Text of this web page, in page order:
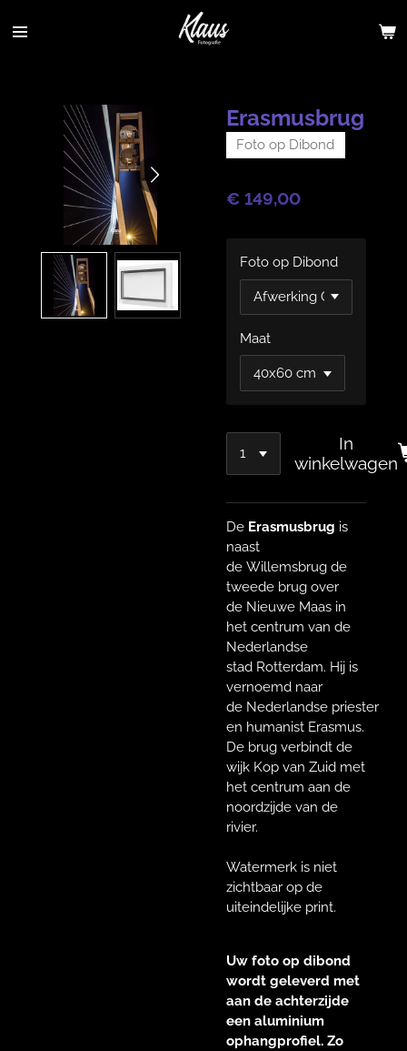
direct
Erasmusbrug
Foto op Dibond
€ 149,00
Foto op Dibond
Maat
In
winkelwagen
De Erasmusbrug is
naast
de Willemsbrug de
tweede brug over
de Nieuwe Maas in
het centrum van de
Nederlandse
stad Rotterdam. Hij is
vernoemd naar
de Nederlandse priester
en humanist Erasmus.
De brug verbindt de
wijk Kop van Zuid met
het centrum aan de
noordzijde van de
rivier.
Watermerk is niet
zichtbaar op de
uiteindelijke print.
Uw foto op dibond
wordt geleverd met
aan de achterzijde
een aluminium
ophangprofiel. Zo